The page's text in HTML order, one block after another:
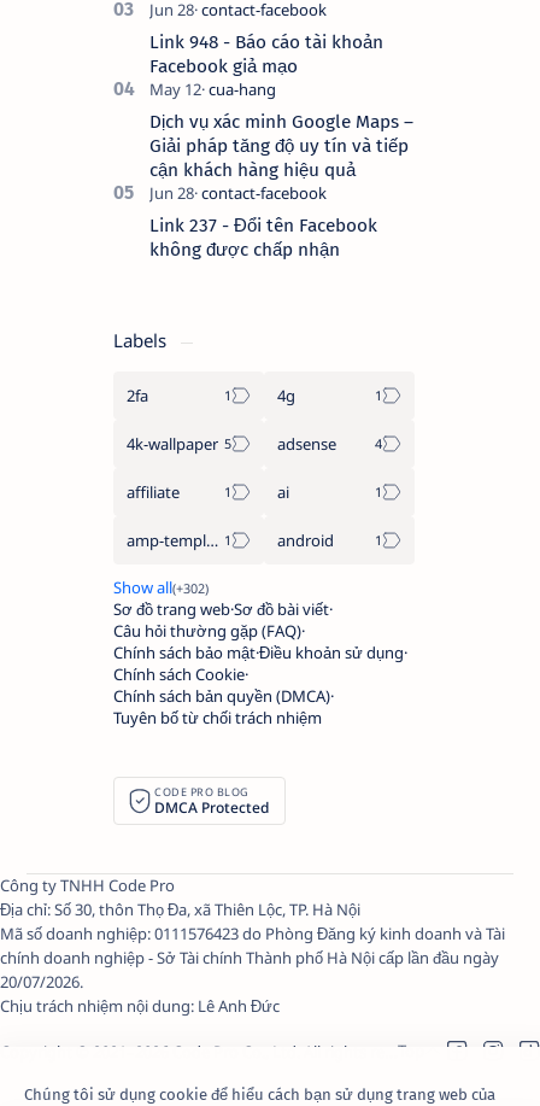
Link 948 - Báo cáo tài khoản
Facebook giả mạo
Dịch vụ xác minh Google Maps –
Giải pháp tăng độ uy tín và tiếp
cận khách hàng hiệu quả
Link 237 - Đổi tên Facebook
không được chấp nhận
Labels
2fa 4g
4k-wallpaper adsense
affiliate ai
amp-template android
Sơ đồ trang webSơ đồ bài viết
Câu hỏi thường gặp (FAQ)
Chính sách bảo mậtĐiều khoản sử dụng
Chính sách Cookie
Chính sách bản quyền (DMCA)
Tuyên bố từ chối trách nhiệm
CODE PRO BLOG
DMCA Protected
Công ty TNHH Code Pro
Địa chỉ: Số 30, thôn Thọ Đa, xã Thiên Lộc, TP. Hà Nội
Mã số doanh nghiệp: 0111576423 do Phòng Đăng ký kinh doanh và Tài
chính doanh nghiệp - Sở Tài chính Thành phố Hà Nội cấp lần đầu ngày
20/07/2026.
Chịu trách nhiệm nội dung: Lê Anh Đức
Copyright © 2021– 2026 Code Pro Co., Ltd. All rights reserved.
Chúng tôi sử dụng cookie để hiểu cách bạn sử dụng trang web của